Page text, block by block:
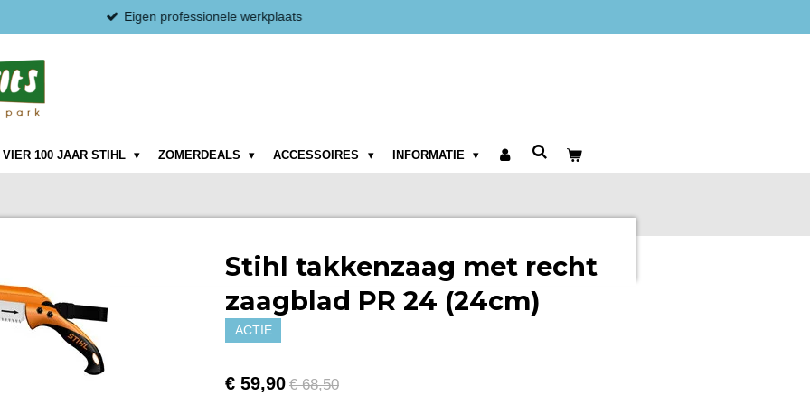
Eigen professionele werkplaats
VIER 100 JAAR STIHL ZOMERDEALS ACCESSOIRES INFORMATIE
Stihl takkenzaag met recht
zaagblad PR 24 (24cm)
ACTIE
€ 59,90 € 68,50